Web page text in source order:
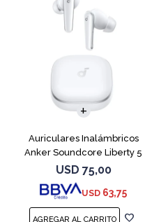
Auriculares Inalámbricos
Anker Soundcore Liberty 5
NC Blanco
USD 75,00
USD 63,75